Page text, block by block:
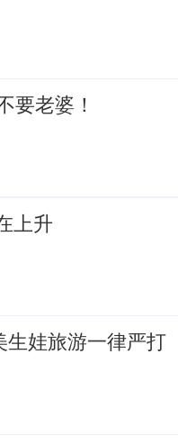
要老婆！
上升
生娃旅游一律严打